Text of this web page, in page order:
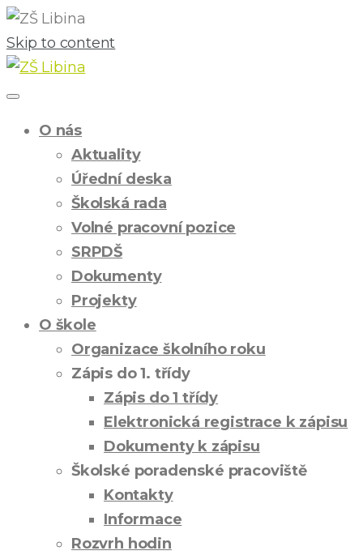
Skip to content
O nás
Aktuality
Úřední deska
Školská rada
Volné pracovní pozice
SRPDŠ
Dokumenty
Projekty
O škole
Organizace školního roku
Zápis do 1. třídy
Zápis do 1 třídy
Elektronická registrace k zápisu
Dokumenty k zápisu
Školské poradenské pracoviště
Kontakty
Informace
Rozvrh hodin